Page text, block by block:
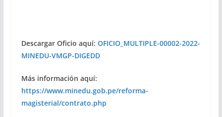
Descargar Oficio aquí: OFICIO_MULTIPLE-00002-2022-
MINEDU-VMGP-DIGEDD
Más información aquí:
https://www.minedu.gob.pe/reforma-
magisterial/contrato.php